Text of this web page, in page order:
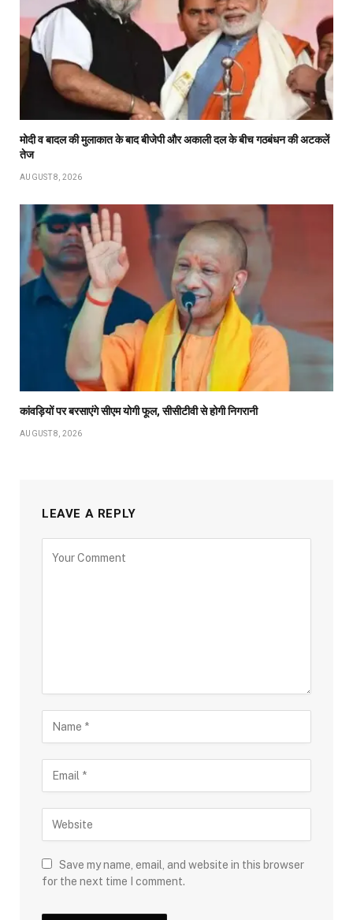
मोदी व बादल की मुलाकात के बाद बीजेपी और अकाली दल के बीच गठबंधन की अटकलें
तेज
AUGUST 8, 2026
कांवड़ियों पर बरसाएंगे सीएम योगी फूल, सीसीटीवी से होगी निगरानी
AUGUST 8, 2026
LEAVE A REPLY
Save my name, email, and website in this browser
for the next time I comment.